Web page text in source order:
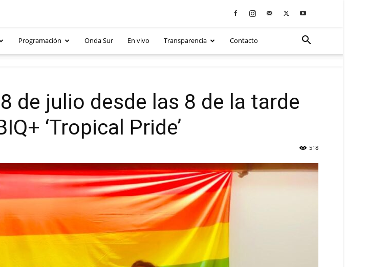
Programación Onda Sur En vivo Transparencia Contacto
de julio desde las 8 de la tarde
‘Tropical Pride’
518